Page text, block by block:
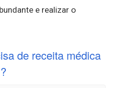
e realizar o
de receita médica